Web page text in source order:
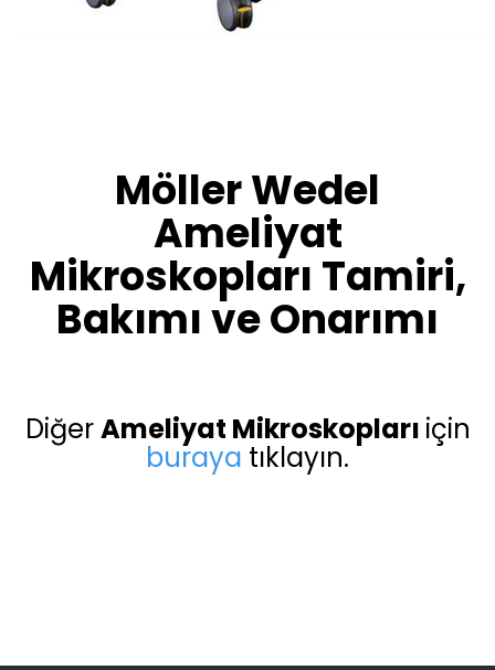
Möller Wedel
Ameliyat
Mikroskopları Tamiri,
Bakımı ve Onarımı
DiğerAmeliyat Mikroskopları için
buraya tıklayın.